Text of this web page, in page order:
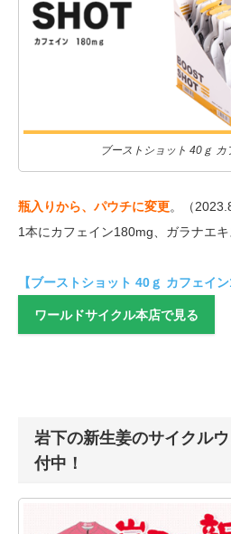
ブーストショット 40ｇ
瓶入りから、パウチに変更。（2023.8
1本にカフェイン180mg、ガラナエキ
【ブーストショット 40ｇ カフェイン
ワールドサイクル本店で見る
岩下の新生姜のサイクル
付中！